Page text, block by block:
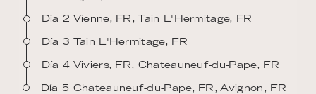
Día 2 Vienne, FR, Tain L'Hermitage, FR
Día 3 Tain L'Hermitage, FR
Día 4 Viviers, FR, Chateauneuf-du-Pape, FR
Día 5 Chateauneuf-du-Pape, FR, Avignon, FR